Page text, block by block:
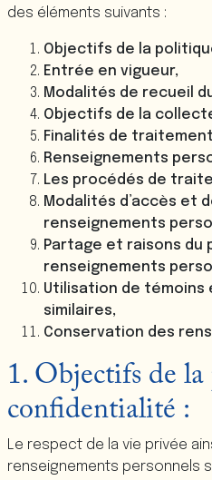
des éléments suivants :
Objectifs de la
Entrée en vigueur,
Modalités de recueil
Objectifs de la
Finalités de
Renseignements
Les procédés de
Modalités d’accès et
renseignements
Partage et raisons du
renseignements
Utilisation de
similaires,
Conservation des
1. Objectifs de
confidentialité :
Le respect de la vie privée
renseignements personnels